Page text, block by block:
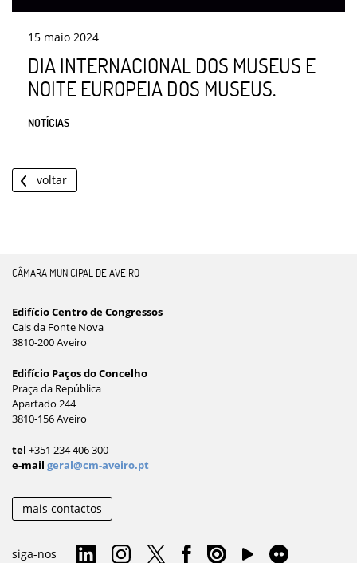
15 maio 2024
DIA INTERNACIONAL DOS MUSEUS E
NOITE EUROPEIA DOS MUSEUS.
NOTÍCIAS
voltar
CÂMARA MUNICIPAL DE AVEIRO
Edifício Centro de Congressos
Cais da Fonte Nova
3810-200 Aveiro
Edifício Paços do Concelho
Praça da República
Apartado 244
3810-156 Aveiro
tel +351 234 406 300
e-mail geral@cm-aveiro.pt
mais contactos
siga-nos